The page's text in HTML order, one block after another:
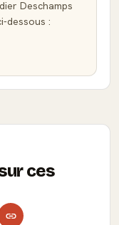
Deschamps
dessous :
ces